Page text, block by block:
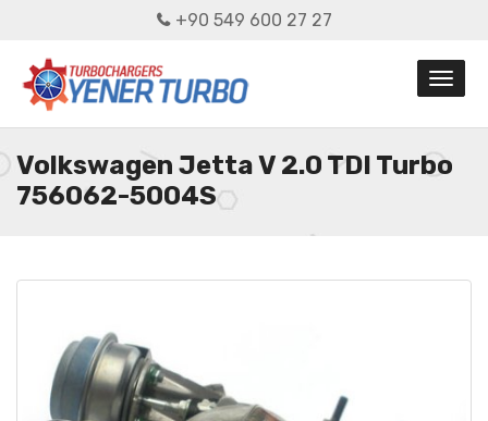
+90 549 600 27 27
Volkswagen Jetta V 2.0 TDI Turbo
756062-5004S